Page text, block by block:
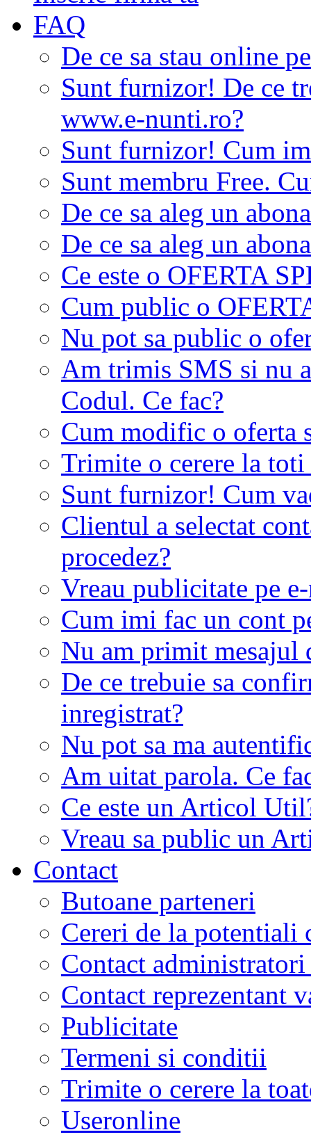
FAQ
De ce sa stau online
Sunt furnizor! De ce
www.e-nunti.ro?
Sunt furnizor! Cum
Sunt membru Free.
De ce sa aleg un
De ce sa aleg un
Ce este o OFERTA
Cum public o
Nu pot sa public o
Am trimis SMS si nu
Codul. Ce fac?
Cum modific o oferta
Trimite o cerere la
Sunt furnizor! Cum
Clientul a selectat
procedez?
Vreau publicitate pe
Cum imi fac un cont
Nu am primit mesajul
De ce trebuie sa
inregistrat?
Nu pot sa ma
Am uitat parola. Ce
Ce este un Articol
Vreau sa public un
Contact
Butoane parteneri
Cereri de la potentiali
Contact
Contact reprezentant
Publicitate
Termeni si conditii
Trimite o cerere la
Useronline